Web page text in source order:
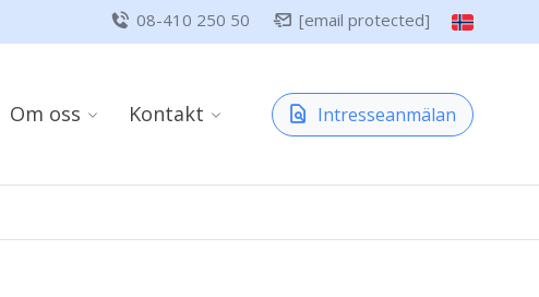
08-410 250 50 [email protected]
Om oss Kontakt Intresseanmälan